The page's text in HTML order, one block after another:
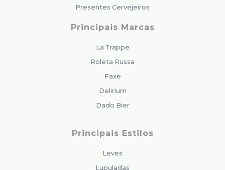
Presentes Cervejeiros
Principais Marcas
La Trappe
Roleta Russa
Faxe
Delirium
Dado Bier
Principais Estilos
Leves
Lupuladas